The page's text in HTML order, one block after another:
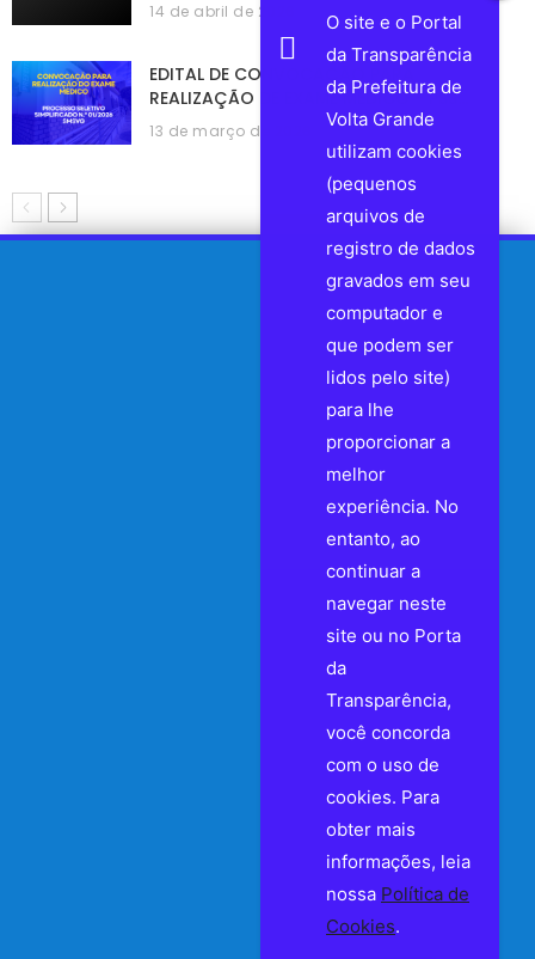
14 de abril de 2026
EDITAL DE CONVOCAÇÃO PARA
REALIZAÇÃO DE EXAME MÉDICO - PSS…
13 de março de 2026
O site e o Portal
da Transparência
da Prefeitura de
Volta Grande
utilizam cookies
(pequenos
arquivos de
registro de dados
gravados em seu
computador e
que podem ser
lidos pelo site)
para lhe
proporcionar a
melhor
experiência. No
entanto, ao
continuar a
navegar neste
site ou no Porta
da
Transparência,
você concorda
com o uso de
cookies. Para
obter mais
informações, leia
nossa Política de
Cookies.